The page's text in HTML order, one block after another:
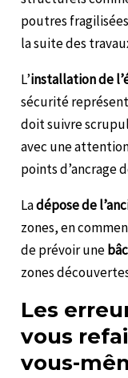
poutres
la suite des
L’installation de
sécurité
doit suivre
avec une
points d’ancrage
Ladépose de
zones, en
de prévoir une
zones
Les
vous
vous-